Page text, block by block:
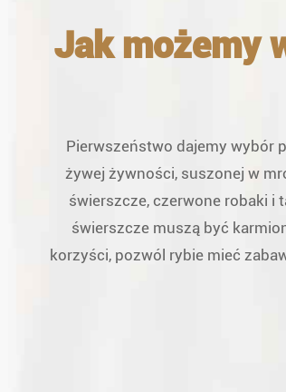
Jak możemy
Pierwszeństwo dajemy wybór
żywej żywności, suszonej w
świerszcze, czerwone robaki i
świerszcze muszą być
korzyści, pozwól rybie mieć